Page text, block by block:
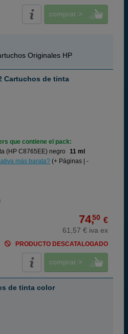
comprar >
Originales HP
Cartuchos de tinta
que contiene el pack:
(HP C8765EE) negro
11 ml
más barata? (+ Páginas | -
74,50 €
61,57 € iva ex
PRODUCTO DESCATALOGADO
comprar >
de tinta color